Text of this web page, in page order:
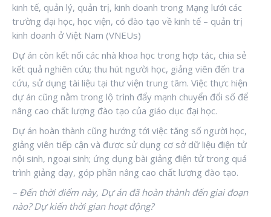
kinh tế, quản lý, quản trị, kinh doanh trong Mạng lưới các
trường đại học, học viện, có đào tạo về kinh tế – quản trị
kinh doanh ở Việt Nam (VNEUs)
Dự án còn kết nối các nhà khoa học trong hợp tác, chia sẻ
kết quả nghiên cứu; thu hút người học, giảng viên đến tra
cứu, sử dụng tài liệu tại thư viện trung tâm. Việc thực hiện
dự án cũng nằm trong lộ trình đẩy mạnh chuyển đổi số để
nâng cao chất lượng đào tạo của giáo dục đại học.
Dự án hoàn thành cũng hướng tới việc tăng số người học,
giảng viên tiếp cận và được sử dụng cơ sở dữ liệu điện tử
nội sinh, ngoại sinh; ứng dụng bài giảng điện tử trong quá
trình giảng dạy, góp phần nâng cao chất lượng đào tạo.
– Đến thời điểm này, Dự án đã hoàn thành đến giai đoạn
nào? Dự kiến thời gian hoạt động?